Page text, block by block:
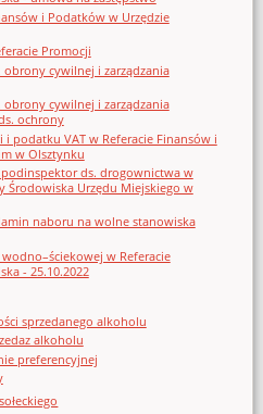
i Podatków w Urzędzie
Promocji
cywilnej i zarządzania
cywilnej i zarządzania
ochrony
podatku VAT w Referacie Finansów i
w Olsztynku
ds. drogownictwa w
Środowiska Urzędu Miejskiego w
naboru na wolne stanowiska
w Referacie
- 25.10.2022
sprzedanego alkoholu
alkoholu
preferencyjnej